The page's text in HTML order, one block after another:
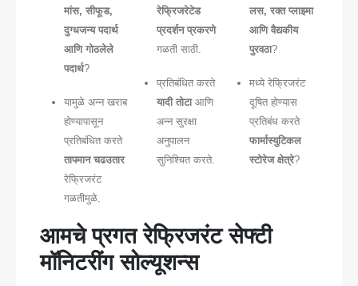
मांस, सीफूड,
दुग्धजन्य पदार्थ
आणि गोठलेले
पदार्थ?
यामुळे अन्न खराब
होण्यापासून
प्रतिबंधित करते
तापमान चढउतार
रेफ्रिजरंट
गळतीमुळे.
रेफ्रिजरेटेड
प्रदर्शन प्रकरणे
गळती साठी.
प्रतिबंधित करते
यादी तोटाआणि
अन्न सुरक्षा
अनुपालन
सुनिश्चित करते.
लस, रक्त प्लाझ्मा
आणि वैद्यकीय
पुरवठा?
मध्ये रेफ्रिजरंट
दूषित होण्यास
प्रतिबंध करते
फार्मास्युटिकल
स्टोरेज क्षेत्रे?
आमचे प्रगत रेफ्रिजरंट सेफ्टी
मॉनिटरींग सोल्यूशन्स